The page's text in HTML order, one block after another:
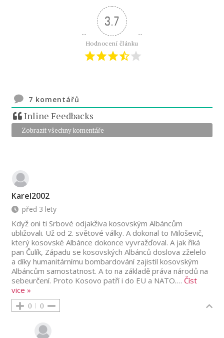
3.7
Hodnocení článku
7 komentářů
Inline Feedbacks
Zobrazit všechny komentáře
Karel2002
před 3 lety
Když oni ti Srbové odjakživa kosovským Albáncům
ubližovali. Už od 2. světové války. A dokonal to Miloševič,
který kosovské Albánce dokonce vyvražďoval. A jak říká
pan Čulík, Západu se kosovských Albánců doslova zželelo
a díky humanitárnímu bombardování zajistil kosovským
Albáncům samostatnost. A to na základě práva národů na
sebeurčení. Proto Kosovo patří i do EU a NATO.… Číst
vice »
0 0